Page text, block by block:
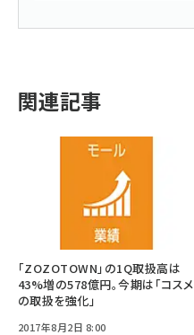
関連記事
「ZOZOTOWN」の1Q取扱高は
43%増の578億円。今期は「コスメ
の取扱を強化」
2017年8月2日 8:00